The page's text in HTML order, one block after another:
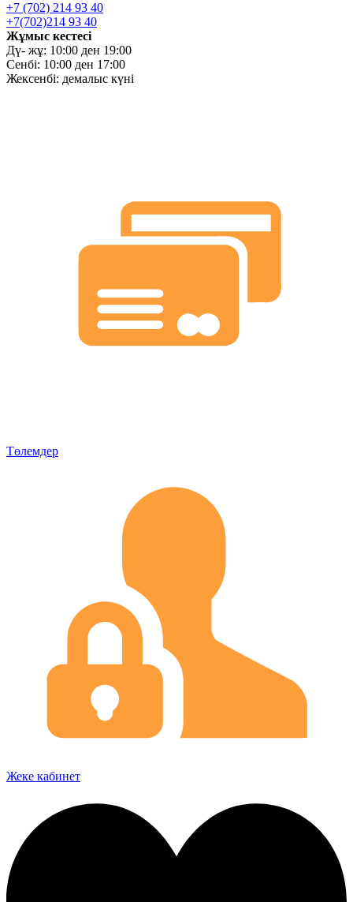
+7 (702) 214 93 40
+7(702)214 93 40
Жұмыс кестесі
Дү- жұ: 10:00 ден 19:00
Сенбі: 10:00 ден 17:00
Жексенбі: демалыс күні
Төлемдер
Жеке кабинет